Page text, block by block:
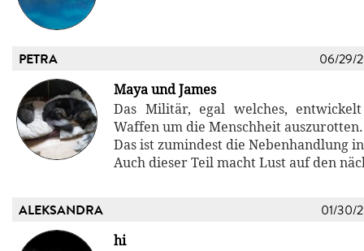
PETRA 06/29/
Maya und James
Das Militär, egal welches,
Waffen um die Menschheit auszurotten.
Das ist zumindest die Nebenhandlung
Auch dieser Teil macht Lust auf den
ALEKSANDRA 01/30/
hi